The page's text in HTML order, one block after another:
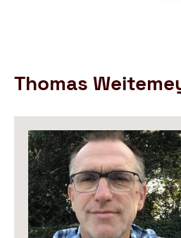
Thomas